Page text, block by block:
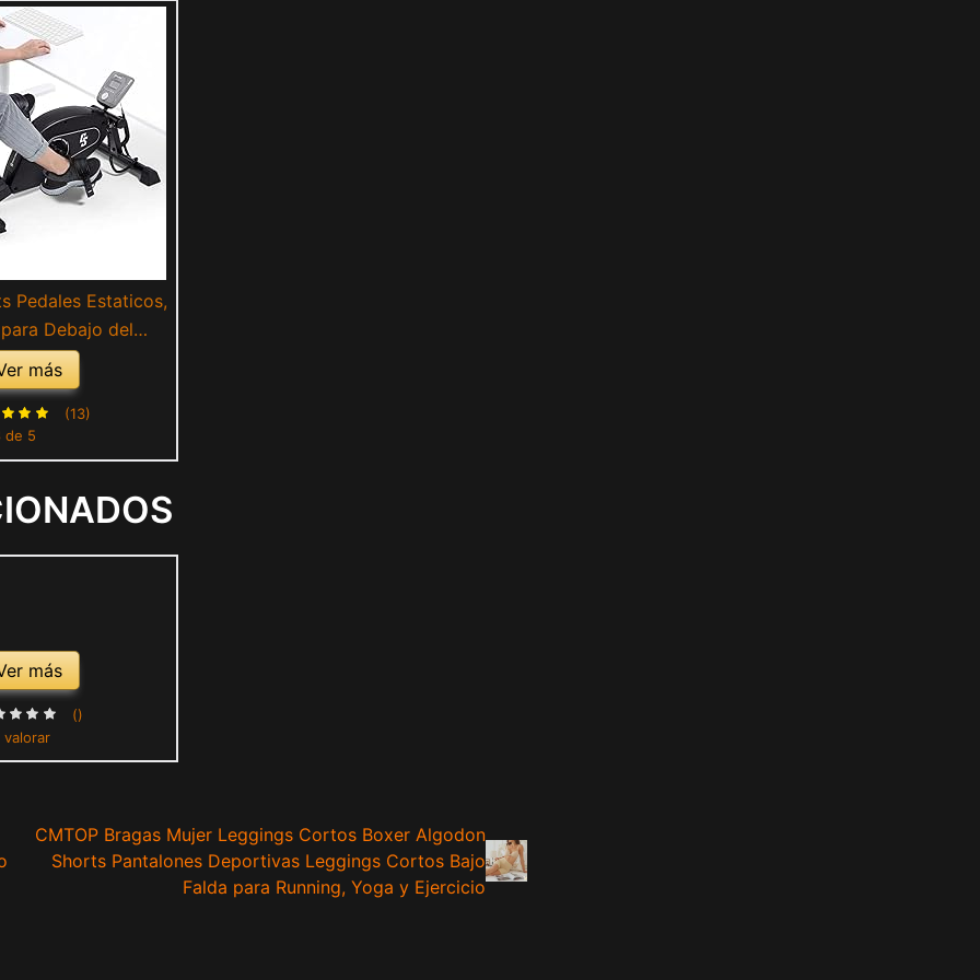
Pedales Estaticos,
Debajo del
Estaticas
Magnética para
Steps Fitness
en Casa y
más
de 5
(13)
más
valorar
()
CMTOP Bragas Mujer Leggings Cortos Boxer Algodon
Shorts Pantalones Deportivas Leggings Cortos Bajo
Falda para Running, Yoga y Ejercicio